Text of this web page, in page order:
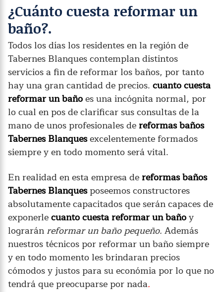
¿Cuánto cuesta reformar un
baño?.
Todos los días los residentes en la región de
Tabernes Blanques contemplan distintos
servicios a fin de reformar los baños, por tanto
hay una gran cantidad de precios. cuanto cuesta
reformar un bañoes una incógnita normal, por
lo cual en pos de clarificar sus consultas de la
mano de unos profesionales dereformas baños
Tabernes Blanquesexcelentemente formados
siempre y en todo momento será vital.
En realidad en esta empresa dereformas baños
Tabernes Blanquesposeemos constructores
absolutamente capacitados que serán capaces de
exponerlecuanto cuesta reformar un bañoy
lograrán reformar un baño pequeño. Además
nuestros técnicos por reformar un baño siempre
y en todo momento les brindaran precios
cómodos y justos para su económia por lo que no
tendrá que preocuparse por nada.